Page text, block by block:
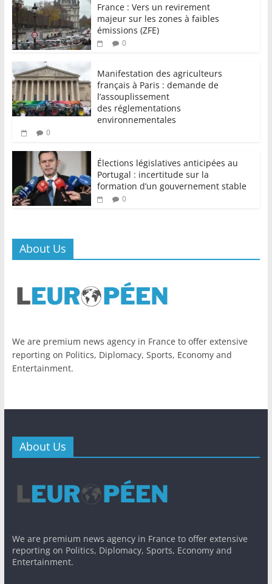
France : Vers un revirement
majeur sur les zones à faibles
émissions (ZFE)
0
Manifestation des agriculteurs
français à Paris : demande de
l’assouplissement
des réglementations
environnementales
0
Élections législatives anticipées au
Portugal : incertitude sur la
formation d’un gouvernement stable
0
About Us
We are premium news agency in France to offer extensive
reporting on Politics, Diplomacy, Sports, Economy and
Entertainment.
About Us
We are premium news agency in France to offer extensive
reporting on Politics, Diplomacy, Sports, Economy and
Entertainment.